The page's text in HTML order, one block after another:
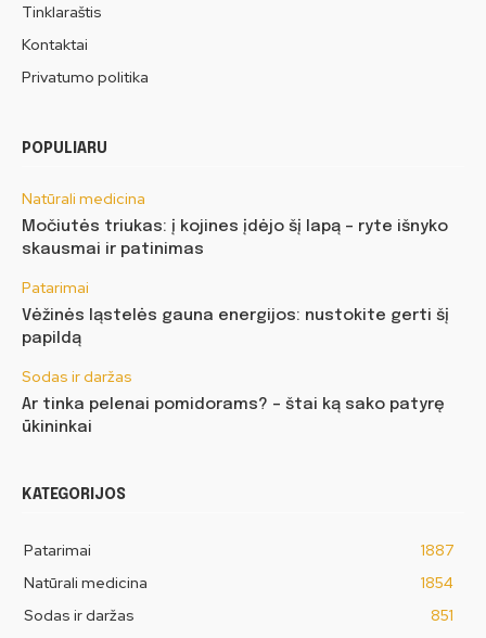
Tinklaraštis
Kontaktai
Privatumo politika
POPULIARU
Natūrali medicina
Močiutės triukas: į kojines įdėjo šį lapą – ryte išnyko
skausmai ir patinimas
Patarimai
Vėžinės ląstelės gauna energijos: nustokite gerti šį
papildą
Sodas ir daržas
Ar tinka pelenai pomidorams? – štai ką sako patyrę
ūkininkai
KATEGORIJOS
Patarimai
1887
Natūrali medicina
1854
Sodas ir daržas
851